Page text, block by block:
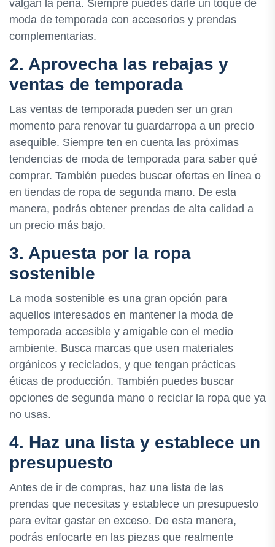
valgan la pena. Siempre puedes darle un toque de
moda de temporada con accesorios y prendas
complementarias.
2. Aprovecha las rebajas y
ventas de temporada
Las ventas de temporada pueden ser un gran
momento para renovar tu guardarropa a un precio
asequible. Siempre ten en cuenta las próximas
tendencias de moda de temporada para saber qué
comprar. También puedes buscar ofertas en línea o
en tiendas de ropa de segunda mano. De esta
manera, podrás obtener prendas de alta calidad a
un precio más bajo.
3. Apuesta por la ropa
sostenible
La moda sostenible es una gran opción para
aquellos interesados en mantener la moda de
temporada accesible y amigable con el medio
ambiente. Busca marcas que usen materiales
orgánicos y reciclados, y que tengan prácticas
éticas de producción. También puedes buscar
opciones de segunda mano o reciclar la ropa que ya
no usas.
4. Haz una lista y establece un
presupuesto
Antes de ir de compras, haz una lista de las
prendas que necesitas y establece un presupuesto
para evitar gastar en exceso. De esta manera,
podrás enfocarte en las piezas que realmente